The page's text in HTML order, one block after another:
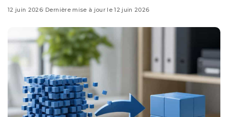
12 juin 2026 Dernière mise à jour le 12 juin 2026